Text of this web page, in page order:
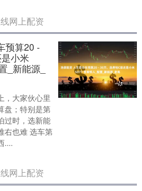
网上配资
预算20 -
小米
_新能源_
，大家伙心里
盘；特别是第
过时，选新能
右也难 选车第
....
网上配资